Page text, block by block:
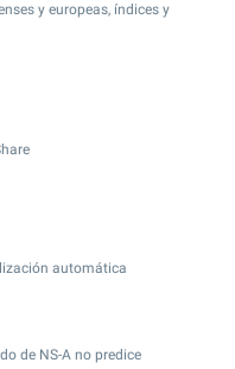
y europeas, índices y
automática
de NS-A no predice